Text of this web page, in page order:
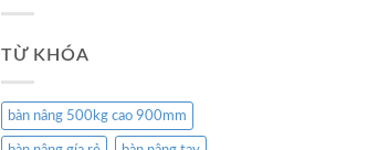
TỪ KHÓA
bàn nâng 500kg cao 900mm